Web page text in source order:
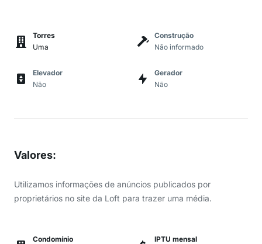
Torres
Uma
Construção
Não informado
Elevador
Não
Gerador
Não
Valores:
Utilizamos informações de anúncios publicados por
proprietários no site da Loft para trazer uma média.
Condomínio
IPTU mensal